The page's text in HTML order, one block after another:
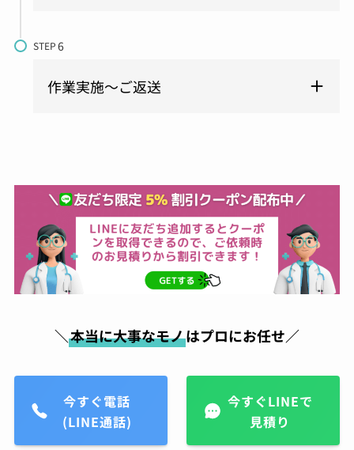
STEP
作業実施～ご返送
＼本当に大事なモノはプロにお任せ／
今すぐ電話
(LINE通話)
今すぐLINEで
見積り